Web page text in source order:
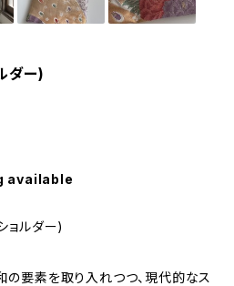
ダー)
available
ョルダー)
の要素を取り入れつつ、現代的なス